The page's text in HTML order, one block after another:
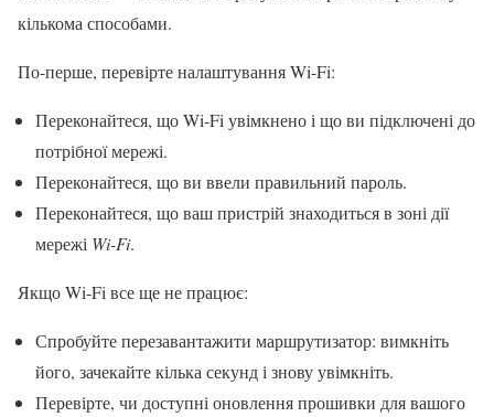
кількома способами.
По-перше, перевірте налаштування Wi-Fi:
Переконайтеся, що Wi-Fi увімкнено і що ви підключені до
потрібної мережі.
Переконайтеся, що ви ввели правильний пароль.
Переконайтеся, що ваш пристрій знаходиться в зоні дії
мережі Wi-Fi.
Якщо Wi-Fi все ще не працює:
Спробуйте перезавантажити маршрутизатор: вимкніть
його, зачекайте кілька секунд і знову увімкніть.
Перевірте, чи доступні оновлення прошивки для вашого